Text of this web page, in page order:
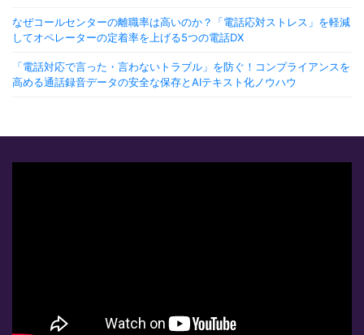
なぜコールセンターの離職率は高いのか？「電話応対ストレス」を軽減
してオペレーターの定着率を上げる5つの電話DX
「電話対応で言った・言わないトラブル」を防ぐ！コンプライアンスを
高める通話録音データの安全な保存とAIテキスト化ノウハウ